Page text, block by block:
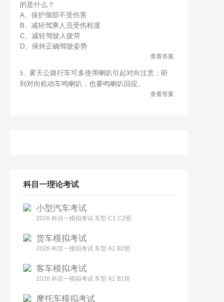
的是什么？
A、保护颈部不受伤害
B、减轻驾乘人员受伤程度
C、减轻驾驶人疲劳
D、保持正确驾驶姿势
查看答案
5、 雾天公路行车可多使用喇叭引起对向注意；听
到对向机动车鸣喇叭，也要鸣喇叭回应。
查看答案
科目一理论考试
小型汽车考试
2026 科目一模拟考试 车型 C1 C2照
货车模拟考试
2026 科目一模拟考试 车型 A2 B2照
客车模拟考试
2026 科目一模拟考试 车型 A1 B1照
摩托车模拟考试